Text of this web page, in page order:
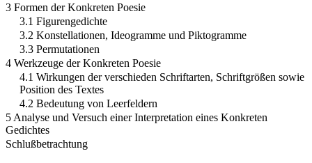
3 Formen der Konkreten Poesie
3.1 Figurengedichte
3.2 Konstellationen, Ideogramme und Piktogramme
3.3 Permutationen
4 Werkzeuge der Konkreten Poesie
4.1 Wirkungen der verschieden Schriftarten, Schriftgrößen sowie
Position des Textes
4.2 Bedeutung von Leerfeldern
5 Analyse und Versuch einer Interpretation eines Konkreten
Gedichtes
Schlußbetrachtung